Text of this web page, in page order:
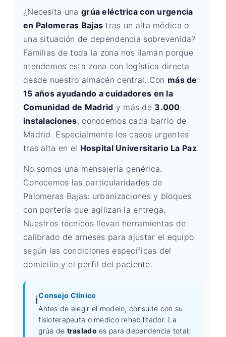
¿Necesita una grúa eléctrica con urgencia
en Palomeras Bajas tras un alta médica o
una situación de dependencia sobrevenida?
Familias de toda la zona nos llaman porque
atendemos esta zona con logística directa
desde nuestro almacén central. Con más de
15 años ayudando a cuidadores en la
Comunidad de Madrid y más de 3.000
instalaciones, conocemos cada barrio de
Madrid. Especialmente los casos urgentes
tras alta en el Hospital Universitario La Paz.
No somos una mensajería genérica.
Conocemos las particularidades de
Palomeras Bajas: urbanizaciones y bloques
con portería que agilizan la entrega.
Nuestros técnicos llevan herramientas de
calibrado de arneses para ajustar el equipo
según las condiciones específicas del
domicilio y el perfil del paciente.
ℹ️Consejo Clínico
Antes de elegir el modelo, consulte con su
fisioterapeuta o médico rehabilitador. La
grúa de traslado es para dependencia total;